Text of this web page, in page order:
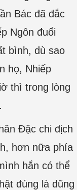
Bác đã đắc
Ngôn đuổi
bình, dù sao
họ, Nhiếp
thì trong lòng
Đặc chi địch
hơn nữa phía
hắn có thể
đúng là dũng